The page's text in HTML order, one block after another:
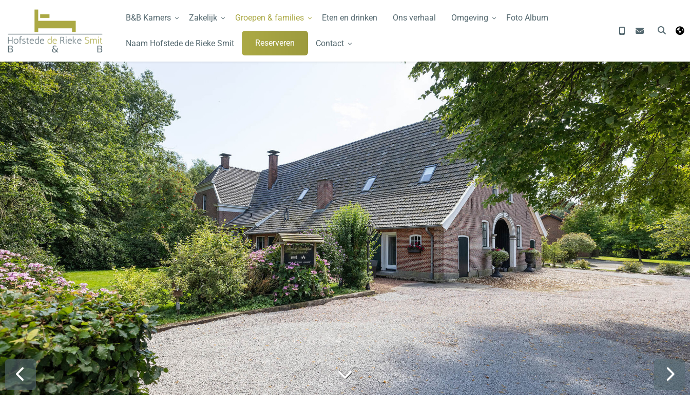
B&B Kamers Zakelijk Groepen & families Eten en drinken Ons verhaal Omgeving Foto Album
Naam Hofstede de Rieke Smit Reserveren Contact